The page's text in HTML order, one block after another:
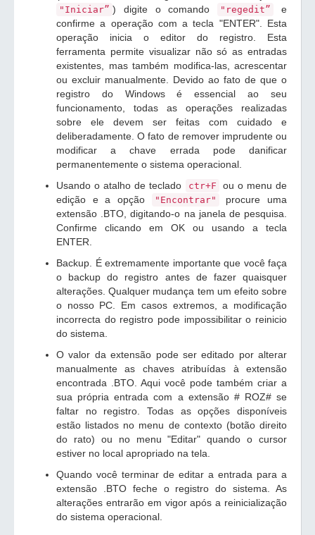
"Iniciar” ) digite o comando "regedit”
e
confirme a operação com a tecla "ENTER". Esta
operação inicia o editor do registro. Esta
ferramenta permite visualizar não só as entradas
existentes, mas também modifica-las, acrescentar
ou excluir manualmente. Devido ao fato de que o
registro do Windows é essencial ao seu
funcionamento, todas as operações realizadas
sobre ele devem ser feitas com cuidado e
deliberadamente. O fato de remover imprudente ou
modificar a chave errada pode danificar
permanentemente o sistema operacional.
Usando o atalho de teclado
ctr+F
ou o menu de
edição e a opção
"Encontrar"
procure uma
extensão .BTO, digitando-o na janela de pesquisa.
Confirme clicando em OK ou usando a tecla
ENTER.
Backup. É extremamente importante que você faça
o backup do registro antes de fazer quaisquer
alterações. Qualquer mudança tem um efeito sobre
o nosso PC. Em casos extremos, a modificação
incorrecta do registro pode impossibilitar o reinicio
do sistema.
O valor da extensão pode ser editado por alterar
manualmente as chaves atribuídas à extensão
encontrada .BTO. Aqui você pode também criar a
sua própria entrada com a extensão # ROZ# se
faltar no registro. Todas as opções disponíveis
estão listados no menu de contexto (botão direito
do rato) ou no menu "Editar" quando o cursor
estiver no local apropriado na tela.
Quando você terminar de editar a entrada para a
extensão .BTO feche o registro do sistema. As
alterações entrarão em vigor após a reinicialização
do sistema operacional.